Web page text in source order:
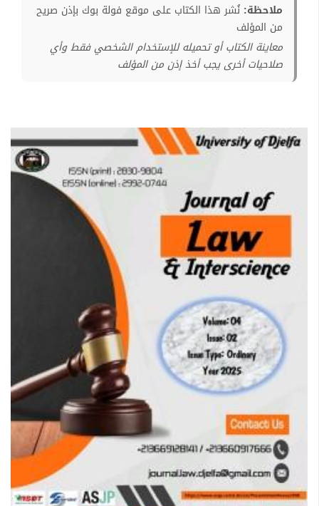
ملاحظة: نُشر هذا الكتاب على موقع فولة بوك بإذن صريح
من المؤلف
معاينة الكتاب أو تحميله للإستخدام الشخصي فقط وأي
صلاحيات أخرى يجب أخذ إذن من المؤلف